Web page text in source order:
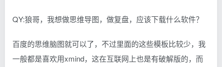
QY:狼哥，我想做思维导图，做复盘，应该下载什么软件？
百度的思维脑图就可以了，不过里面的这些模板比较少，我
一般都是喜欢用xmind，这在互联网上也是有破解版的，而